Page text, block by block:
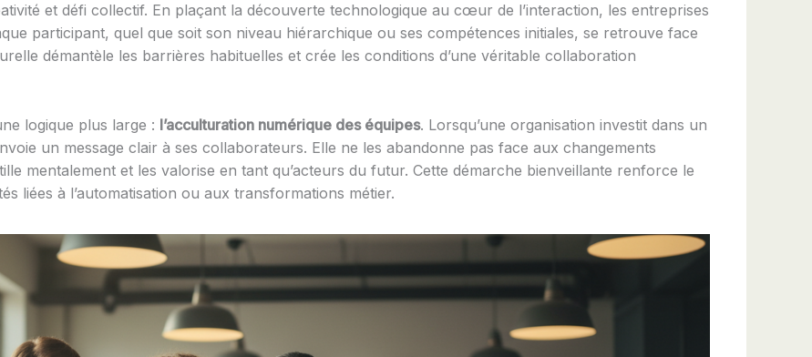
et défi collectif. En plaçant la découverte technologique au cœur de l’interaction, les entreprises
participant, quel que soit son niveau hiérarchique ou ses compétences initiales, se retrouve face
démantèle les barrières habituelles et crée les conditions d’une véritable collaboration
logique plus large : l’acculturation numérique des équipes. Lorsqu’une organisation investit dans un
un message clair à ses collaborateurs. Elle ne les abandonne pas face aux changements
mentalement et les valorise en tant qu’acteurs du futur. Cette démarche bienveillante renforce le
liées à l’automatisation ou aux transformations métier.